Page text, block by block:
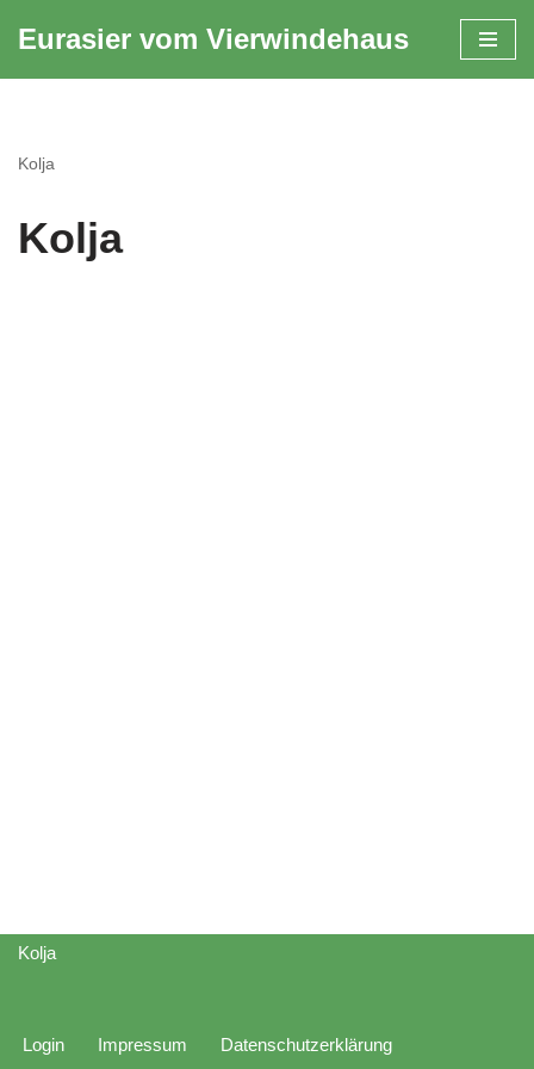
Eurasier vom Vierwindehaus
Kolja
Kolja
Kolja
Login Impressum Datenschutzerklärung